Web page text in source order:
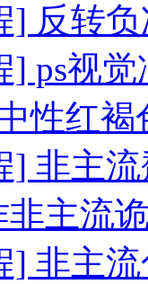
] 反转
] ps视
性红褐
] 非主
非主流
] 非主